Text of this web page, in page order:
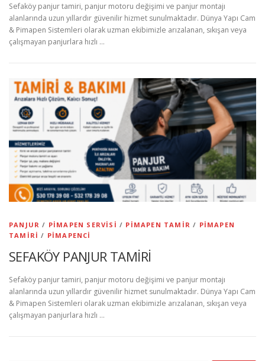
Sefaköy panjur tamiri, panjur motoru değişimi ve panjur montajı
alanlarında uzun yıllardır güvenilir hizmet sunulmaktadır. Dünya Yapı Cam
& Pimapen Sistemleri olarak uzman ekibimizle arızalanan, sıkışan veya
çalışmayan panjurlara hızlı …
PANJUR / PIMAPEN SERVISI / PIMAPEN TAMIR / PIMAPEN
TAMIRI / PIMAPENCI
SEFAKÖY PANJUR TAMİRİ
Sefaköy panjur tamiri, panjur motoru değişimi ve panjur montajı
alanlarında uzun yıllardır güvenilir hizmet sunulmaktadır. Dünya Yapı Cam
& Pimapen Sistemleri olarak uzman ekibimizle arızalanan, sıkışan veya
çalışmayan panjurlara hızlı …